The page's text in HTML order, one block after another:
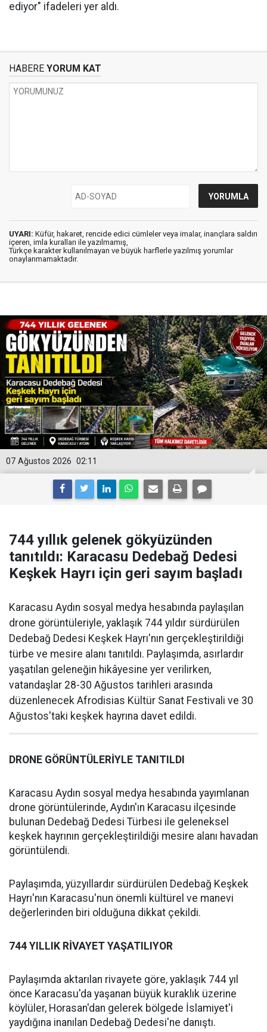
ediyor" ifadeleri yer aldı.
HABERE YORUM KAT
UYARI: Küfür, hakaret, rencide edici cümleler veya imalar, inançlara saldırı
içeren, imla kuralları ile yazılmamış,
Türkçe karakter kullanılmayan ve büyük harflerle yazılmış yorumlar
onaylanmamaktadır.
02:11
07 Ağustos 2026
744 yıllık gelenek gökyüzünden
tanıtıldı: Karacasu Dedebağ Dedesi
Keşkek Hayrı için geri sayım başladı
Karacasu Aydın sosyal medya hesabında paylaşılan
drone görüntüleriyle, yaklaşık 744 yıldır sürdürülen
Dedebağ Dedesi Keşkek Hayrı'nın gerçekleştirildiği
türbe ve mesire alanı tanıtıldı. Paylaşımda, asırlardır
yaşatılan geleneğin hikâyesine yer verilirken,
vatandaşlar 28-30 Ağustos tarihleri arasında
düzenlenecek Afrodisias Kültür Sanat Festivali ve 30
Ağustos'taki keşkek hayrına davet edildi.
DRONE GÖRÜNTÜLERİYLE TANITILDI
Karacasu Aydın sosyal medya hesabında yayımlanan
drone görüntülerinde, Aydın'ın Karacasu ilçesinde
bulunan Dedebağ Dedesi Türbesi ile geleneksel
keşkek hayrının gerçekleştirildiği mesire alanı havadan
görüntülendi.
Paylaşımda, yüzyıllardır sürdürülen Dedebağ Keşkek
Hayrı'nın Karacasu'nun önemli kültürel ve manevi
değerlerinden biri olduğuna dikkat çekildi.
744 YILLIK RİVAYET YAŞATILIYOR
Paylaşımda aktarılan rivayete göre, yaklaşık 744 yıl
önce Karacasu'da yaşanan büyük kuraklık üzerine
köylüler, Horasan'dan gelerek bölgede İslamiyet'i
yaydığına inanılan Dedebağ Dedesi'ne danıştı.